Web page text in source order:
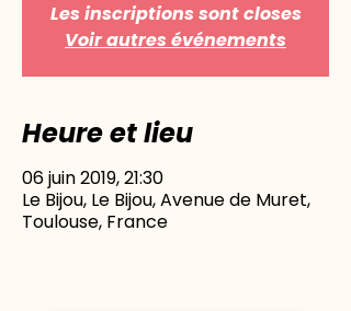
Les inscriptions sont closes
Voir autres événements
Heure et lieu
06 juin 2019, 21:30
Le Bijou, Le Bijou, Avenue de Muret,
Toulouse, France